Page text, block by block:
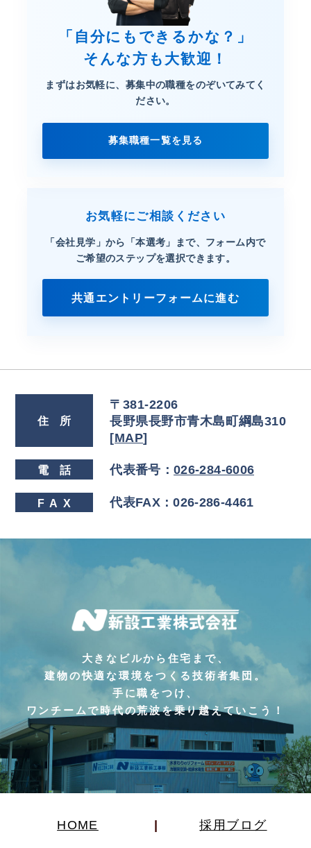
「自分にもできるかな？」
そんな方も大歓迎！
まずはお気軽に、募集中の職種をのぞいてみてく
ださい。
募集職種一覧を見る
お気軽にご相談ください
「会社見学」から「本選考」まで、 フォーム内で
ご希望のステップを選択できます。
共通エントリーフォームに進む
住 所
〒381-2206
長野県長野市青木島町綱島310
[MAP]
電話 代表番号：026-284-6006
FAX 代表FAX：026-286-4461
大きなビルから住宅まで、
建物の快適な環境をつくる技術者集団。
手に職をつけ、
ワンチームで時代の荒波を乗り越えていこう！
HOME 採用ブログ